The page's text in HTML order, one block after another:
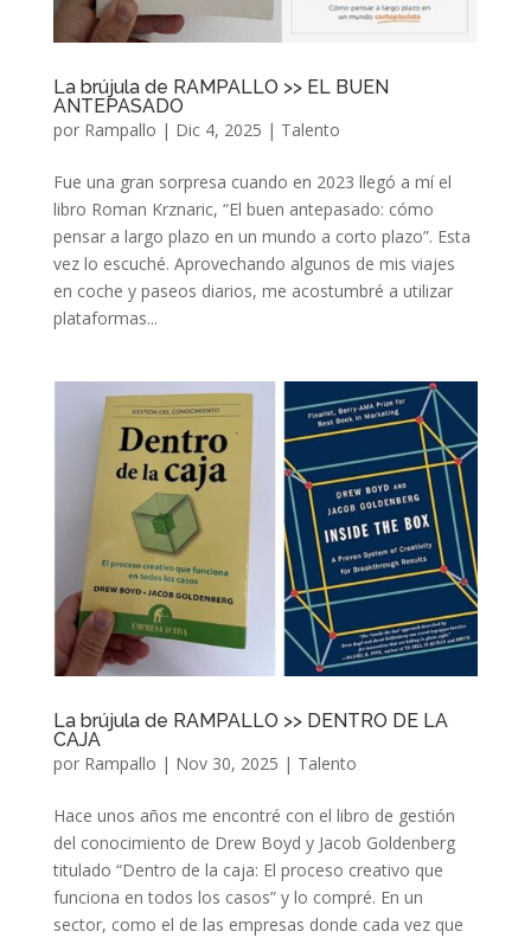
La brújula de RAMPALLO >> EL BUEN
ANTEPASADO
por Rampallo | Dic 4, 2025 | Talento
Fue una gran sorpresa cuando en 2023 llegó a mí el
libro Roman Krznaric, “El buen antepasado: cómo
pensar a largo plazo en un mundo a corto plazo”. Esta
vez lo escuché. Aprovechando algunos de mis viajes
en coche y paseos diarios, me acostumbré a utilizar
plataformas...
La brújula de RAMPALLO >> DENTRO DE LA
CAJA
por Rampallo | Nov 30, 2025 | Talento
Hace unos años me encontré con el libro de gestión
del conocimiento de Drew Boyd y Jacob Goldenberg
titulado “Dentro de la caja: El proceso creativo que
funciona en todos los casos” y lo compré. En un
sector, como el de las empresas donde cada vez que